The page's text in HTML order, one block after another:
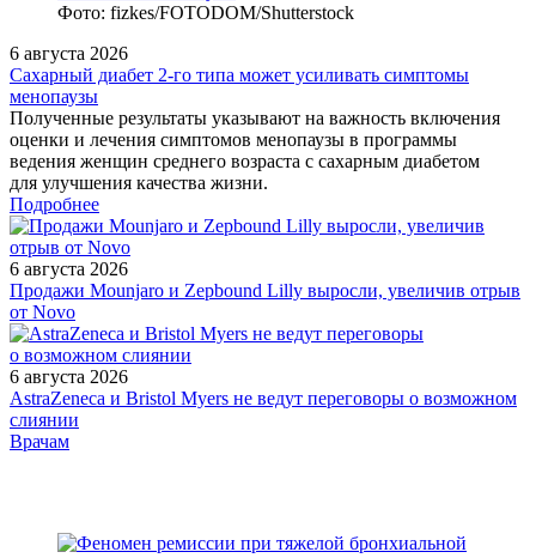
Фото: fizkes/FOTODOM/Shutterstock
6 августа 2026
Сахарный диабет 2‑го типа может усиливать симптомы
менопаузы
Полученные результаты указывают на важность включения
оценки и лечения симптомов менопаузы в программы
ведения женщин среднего возраста с сахарным диабетом
для улучшения качества жизни.
Подробнее
6 августа 2026
Продажи Mounjaro и Zepbound Lilly выросли, увеличив отрыв
от Novo
6 августа 2026
AstraZeneca и Bristol Myers не ведут переговоры о возможном
слиянии
/doctor/gastroenterology/pechenochnaya-entsefalopatiya-voprosy-
Врачам